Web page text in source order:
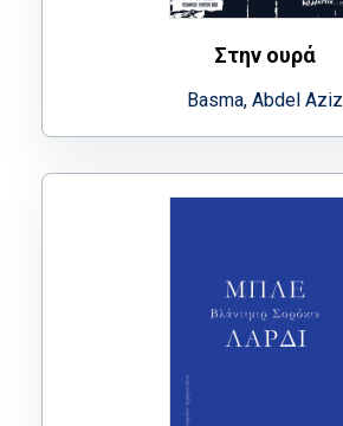
Στην ουρά
Basma, Abdel Aziz